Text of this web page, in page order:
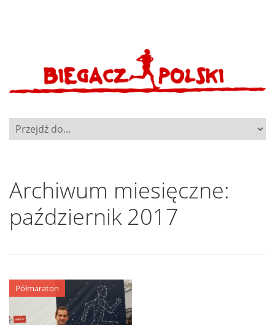
Archiwum miesięczne:
październik 2017
Półmaraton